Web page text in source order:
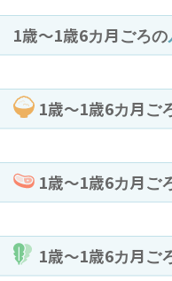
1歳〜1歳6カ月ごろの
1歳〜1歳6カ月ご
1歳〜1歳6カ月ご
1歳〜1歳6カ月ご